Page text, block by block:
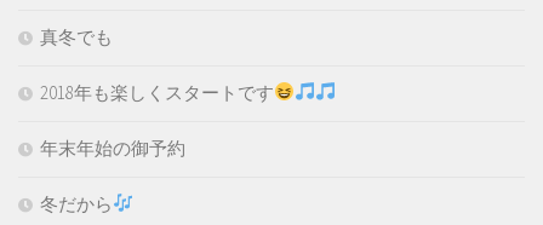
真冬でも
2018年も楽しくスタートです
年末年始の御予約
冬だから